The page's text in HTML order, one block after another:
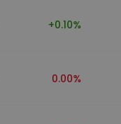
+0.10%
0.00%